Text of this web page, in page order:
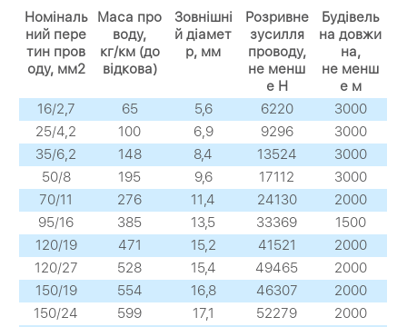
Номіналь
ний пере
тин пров
оду, мм2
Маса про
воду,
кг/км (до
відкова)
Зовнішні
й діамет
р, мм
Розривне
зусилля
проводу,
не менш
е Н
Будівель
на довжи
на,
не менш
е м
16/2,7
65 5,6 6220
3000
25/4,2
100 6,9 9296
3000
35/6,2
148 8,4 13524
3000
50/8
195 9,6 17112
3000
70/11
276 11,4 24130
2000
95/16
385 13,5 33369
1500
120/19
471 15,2 41521
2000
120/27
528 15,4 49465
2000
150/19
554 16,8 46307
2000
150/24
599 17,1 52279
2000